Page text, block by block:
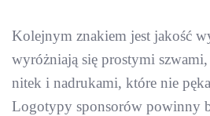
Kolejnym znakiem jest jakość
wyróżniają się prostymi
nitek i nadrukami, które nie
Logotypy sponsorów powinny